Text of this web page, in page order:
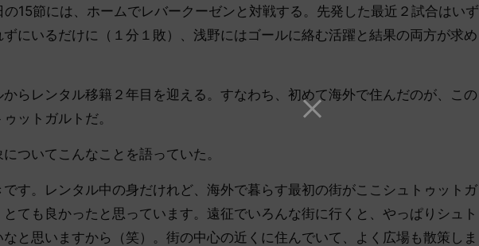
15節には、ホームでレバークーゼンと対戦する。先発した最近２試合はいず
にいるだけに（１分１敗）、浅野にはゴールに絡む活躍と結果の両方が求め
らレンタル移籍２年目を迎える。すなわち、初めて海外で住んだのが、この
ットガルトだ。
ついてこんなことを語っていた。
です。レンタル中の身だけれど、海外で暮らす最初の街がここシュトゥットガ
ても良かったと思っています。遠征でいろんな街に行くと、やっぱりシュト
と思いますから（笑）。街の中心の近くに住んでいて、よく広場も散策しま